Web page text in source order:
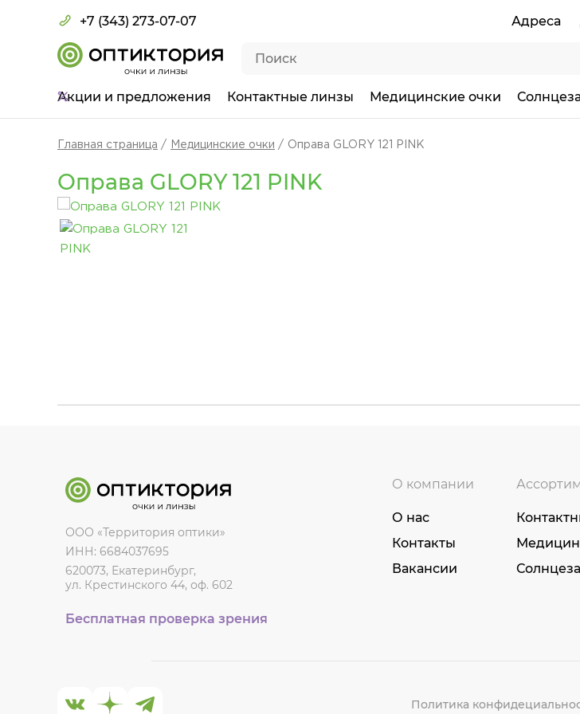
+7 (343) 273-07-07 Адреса
Акции и предложения Контактные линзы Медицинские очки
Главная страница Медицинские очки Оправа GLORY 121 PINK
Оправа GLORY 121 PINK
ООО «Территория оптики»
ИНН: 6684037695
620073, Екатеринбург,
ул. Крестинского 44, оф. 602
Бесплатная проверка зрения
О компании
О нас
Контакты
Вакансии
Политика